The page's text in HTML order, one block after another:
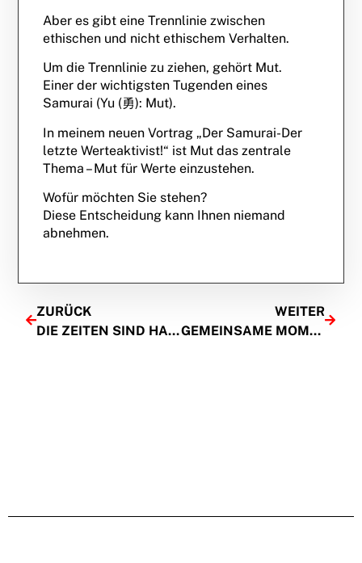
Aber es gibt eine Trennlinie zwischen
ethischen und nicht ethischem Verhalten.
Um die Trennlinie zu ziehen, gehört Mut.
Einer der wichtigsten Tugenden eines
Samurai (Yu (勇): Mut).
In meinem neuen Vortrag „Der Samurai-Der
letzte Werteaktivist!“ ist Mut das zentrale
Thema – Mut für Werte einzustehen.
Wofür möchten Sie stehen?
Diese Entscheidung kann Ihnen niemand
abnehmen.
ZURÜCK
DIE ZEITEN SIND HART
WEITER
GEMEINSAME MOMENTE